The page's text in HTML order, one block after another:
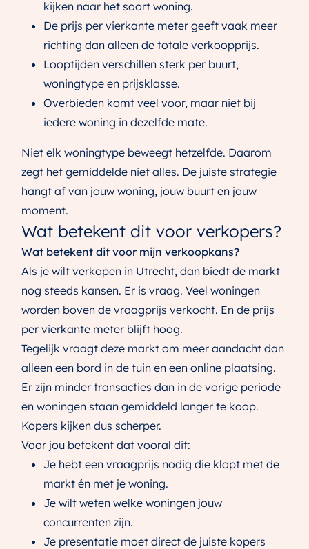
kijken naar het soort woning.
De prijs per vierkante meter geeft vaak meer
richting dan alleen de totale verkoopprijs.
Looptijden verschillen sterk per buurt,
woningtype en prijsklasse.
Overbieden komt veel voor, maar niet bij
iedere woning in dezelfde mate.
Niet elk woningtype beweegt hetzelfde. Daarom
zegt het gemiddelde niet alles. De juiste strategie
hangt af van jouw woning, jouw buurt en jouw
moment.
Wat betekent dit voor verkopers?
Wat betekent dit voor mijn verkoopkans?
Als je wilt verkopen in Utrecht, dan biedt de markt
nog steeds kansen. Er is vraag. Veel woningen
worden boven de vraagprijs verkocht. En de prijs
per vierkante meter blijft hoog.
Tegelijk vraagt deze markt om meer aandacht dan
alleen een bord in de tuin en een online plaatsing.
Er zijn minder transacties dan in de vorige periode
en woningen staan gemiddeld langer te koop.
Kopers kijken dus scherper.
Voor jou betekent dat vooral dit:
Je hebt een vraagprijs nodig die klopt met de
markt én met je woning.
Je wilt weten welke woningen jouw
concurrenten zijn.
Je presentatie moet direct de juiste kopers